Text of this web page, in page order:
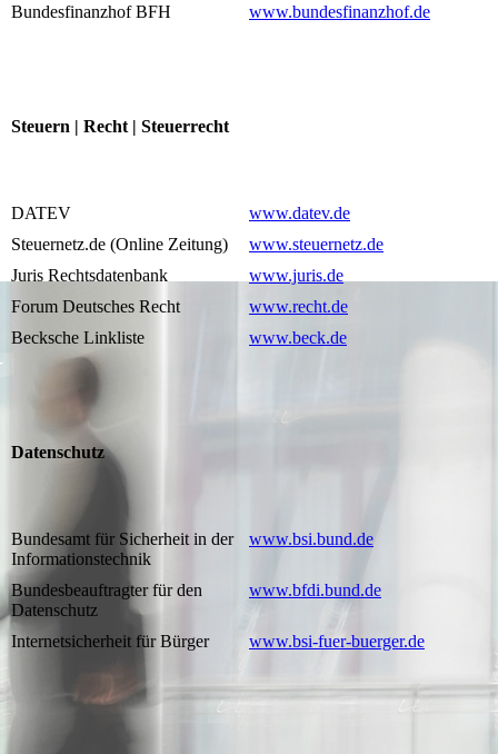
Bundesfinanzhof BFH www.bundesfinanzhof.de
Steuern | Recht | Steuerrecht
DATEV
www.datev.de
Steuernetz.de (Online Zeitung)
www.steuernetz.de
Juris Rechtsdatenbank
www.juris.de
Forum Deutsches Recht
www.recht.de
Becksche Linkliste
www.beck.de
Datenschutz
Bundesamt für Sicherheit in der
Informationstechnik
www.bsi.bund.de
Bundesbeauftragter für den
Datenschutz
www.bfdi.bund.de
Internetsicherheit für Bürger www.bsi-fuer-buerger.de